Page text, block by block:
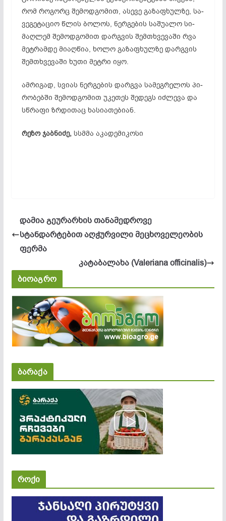
რომ რო­გორც შე­მოდ­გო­მით, ას­ე­ვე გა­ზაფ­ხულ­ზე, სა­
ვე­გე­ტა­ციო წლის ბო­ლოს, ნერ­გე­ბის სა­შუ­ა­ლო სი­
მაღ­ლემ შე­მოდ­გო­მით დარ­გვის შემ­თხვე­ვა­ში რვა
მეტრამდე მი­აღ­წია, ხო­ლო გა­ზაფ­ხულ­ზე დარ­გვის
შემ­თხვე­ვა­ში ხუთი მეტ­რი იყო.
ამ­რი­გად, სვი­ას ნერ­გე­ბის დარ­გვა სა­მეგ­რე­ლოს პი­
რო­ბებ­ში შე­მოდ­გო­მით უკ­ეთ­ეს შე­დეგს იძ­ლე­ვა და
სწრა­ფი ზრდითაც ხა­სი­ათ­ებ­ი­ან.
რეზო ჯაბნიძე,სსმმა აკადემიკოსი
დამია გეურარხის თანამედროვე
სტანდარტებით აღჭურვილი მეცხოველეობის
ფერმა
კა­ტა­ბა­ლა­ხა (Valeriana officinalis)
ბიოაგრო
ბარაქა
როქი